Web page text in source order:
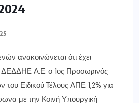
ανακοινώνεται ότι έχει
ΔΕΔΔΗΕ Α.Ε. ο 1ος Προσωρινός
του Ειδικού Τέλους ΑΠΕ 1,2% για
με την Κοινή Υπουργική